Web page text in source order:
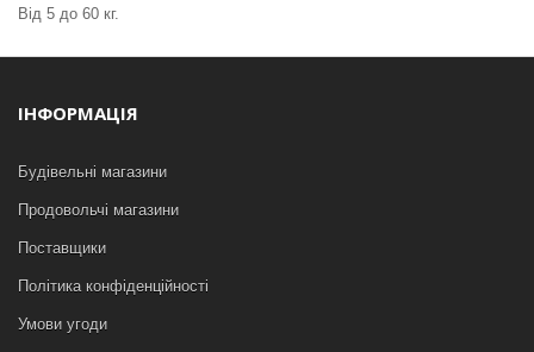
Від 5 до 60 кг.
ІНФОРМАЦІЯ
Будівельні магазини
Продовольчі магазини
Поставщики
Політика конфіденційності
Умови угоди